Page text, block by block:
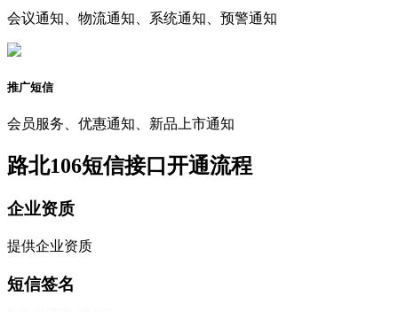
会议通知、物流通知、系统通知、预警通知
推广短信
会员服务、优惠通知、新品上市通知
路北106短信接口开通流程
企业资质
提供企业资质
短信签名